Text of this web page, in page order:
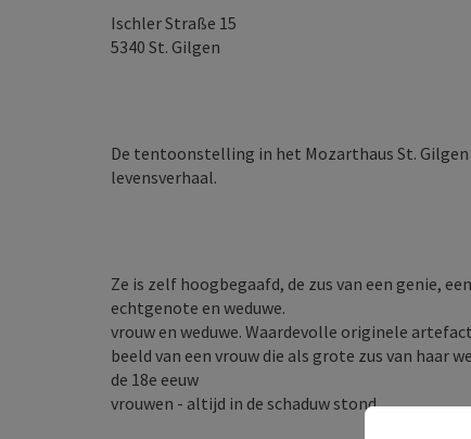
Ischler Straße 15
5340 St. Gilgen
De tentoonstelling in het Mozarthaus St.
levensverhaal.
Ze is zelf hoogbegaafd, de zus van een genie,
echtgenote en weduwe.
vrouw en weduwe. Waardevolle originele
beeld van een vrouw die als grote zus van haar
de 18e eeuw
vrouwen - altijd in de schaduw stond.